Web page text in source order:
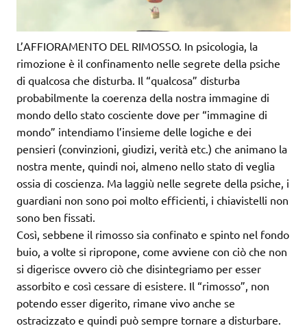
L’AFFIORAMENTO DEL RIMOSSO. In psicologia, la
rimozione è il confinamento nelle segrete della psiche
di qualcosa che disturba. Il “qualcosa” disturba
probabilmente la coerenza della nostra immagine di
mondo dello stato cosciente dove per “immagine di
mondo” intendiamo l’insieme delle logiche e dei
pensieri (convinzioni, giudizi, verità etc.) che animano la
nostra mente, quindi noi, almeno nello stato di veglia
ossia di coscienza. Ma laggiù nelle segrete della psiche, i
guardiani non sono poi molto efficienti, i chiavistelli non
sono ben fissati.
Così, sebbene il rimosso sia confinato e spinto nel fondo
buio, a volte si ripropone, come avviene con ciò che non
si digerisce ovvero ciò che disintegriamo per esser
assorbito e così cessare di esistere. Il “rimosso”, non
potendo esser digerito, rimane vivo anche se
ostracizzato e quindi può sempre tornare a disturbare.